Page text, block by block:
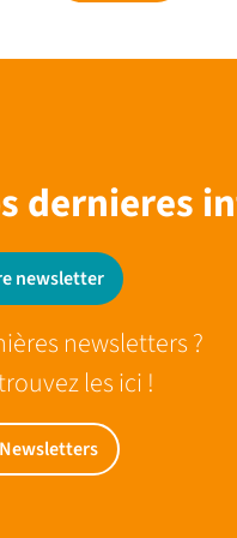
dernieres
newsletter
newsletters ?
les ici !